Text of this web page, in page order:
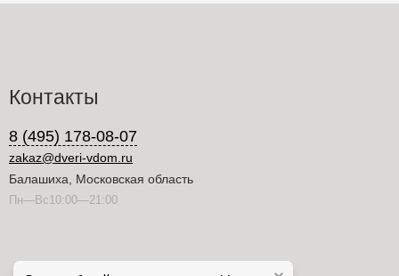
Контакты
8 (495) 178-08-07
zakaz@dveri-vdom.ru
Балашиха, Московская область
Пн—Вс10:00—21:00